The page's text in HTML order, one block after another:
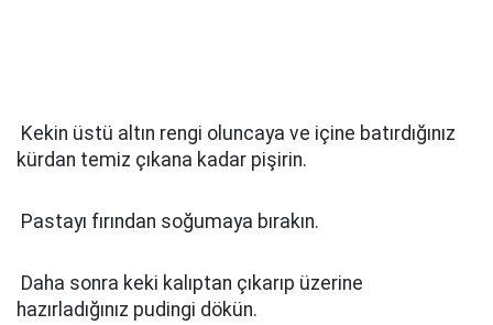
Kekin üstü altın rengi oluncaya ve içine batırdığınız
kürdan temiz çıkana kadar pişirin.
Pastayı fırından soğumaya bırakın.
Daha sonra keki kalıptan çıkarıp üzerine
hazırladığınız pudingi dökün.